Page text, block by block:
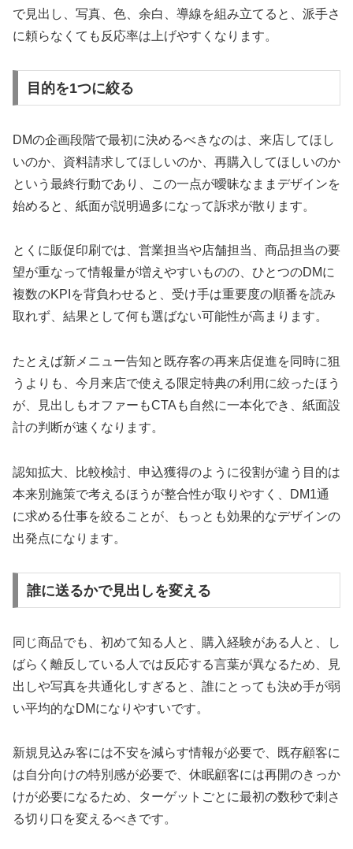
で見出し、写真、色、余白、導線を組み立てると、派手さ
に頼らなくても反応率は上げやすくなります。
目的を1つに絞る
DMの企画段階で最初に決めるべきなのは、来店してほし
いのか、資料請求してほしいのか、再購入してほしいのか
という最終行動であり、この一点が曖昧なままデザインを
始めると、紙面が説明過多になって訴求が散ります。
とくに販促印刷では、営業担当や店舗担当、商品担当の要
望が重なって情報量が増えやすいものの、ひとつのDMに
複数のKPIを背負わせると、受け手は重要度の順番を読み
取れず、結果として何も選ばない可能性が高まります。
たとえば新メニュー告知と既存客の再来店促進を同時に狙
うよりも、今月来店で使える限定特典の利用に絞ったほう
が、見出しもオファーもCTAも自然に一本化でき、紙面設
計の判断が速くなります。
認知拡大、比較検討、申込獲得のように役割が違う目的は
本来別施策で考えるほうが整合性が取りやすく、DM1通
に求める仕事を絞ることが、もっとも効果的なデザインの
出発点になります。
誰に送るかで見出しを変える
同じ商品でも、初めて知る人と、購入経験がある人と、し
ばらく離反している人では反応する言葉が異なるため、見
出しや写真を共通化しすぎると、誰にとっても決め手が弱
い平均的なDMになりやすいです。
新規見込み客には不安を減らす情報が必要で、既存顧客に
は自分向けの特別感が必要で、休眠顧客には再開のきっか
けが必要になるため、ターゲットごとに最初の数秒で刺さ
る切り口を変えるべきです。